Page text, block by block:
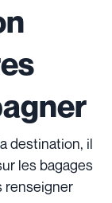
destination, il
les bagages
renseigner